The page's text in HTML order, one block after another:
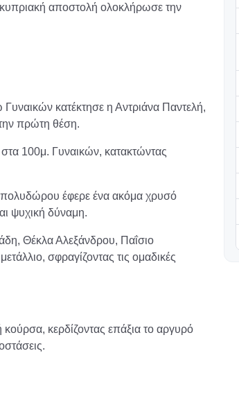
αποστολή ολοκλήρωσε την
κατέκτησε η Αντριάνα Παντελή,
πρώτη θέση.
100μ. Γυναικών, κατακτώντας
έφερε ένα ακόμα χρυσό
ψυχική δύναμη.
Θέκλα Αλεξάνδρου, Παΐσιο
σφραγίζοντας τις ομαδικές
κούρσα, κερδίζοντας επάξια το αργυρό